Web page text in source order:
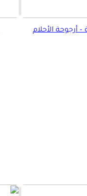
– أرجوحة الأحلام